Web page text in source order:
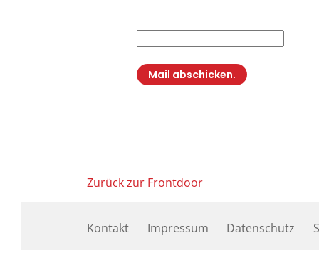
Zurück zur Frontdoor
Kontakt Impressum Datenschutz